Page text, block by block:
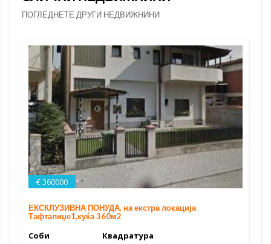
ПОГЛЕДНЕТЕ ДРУГИ НЕДВИЖНИНИ
€ 360000
ЕКСКЛУЗИВНА ПОНУДА, на екстра локација
Тафталиџе1,куќа 360м2
Соби
Квадратура